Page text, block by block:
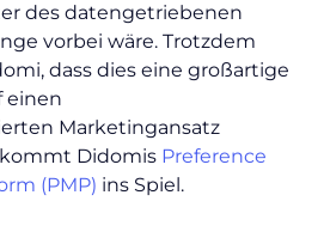
des datengetriebenen
vorbei wäre. Trotzdem
dass dies eine großartige
einen
Marketingansatz
Didomis Preference
(PMP) ins Spiel.